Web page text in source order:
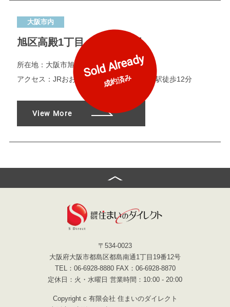
大阪市内
旭区高殿1丁目 限定1区画
所在地： 大阪市旭区高殿1丁目
アクセス： JRおおさか東線『城北公園通』駅徒歩12分
View More
Sold Already
成約済み
〒534-0023
大阪府大阪市都島区都島南通1丁目19番12号
TEL：06-6928-8880 FAX：06-6928-8870
定休日：火・水曜日 営業時間：10:00 - 20:00
Copyright c 有限会社 住まいのダイレクト